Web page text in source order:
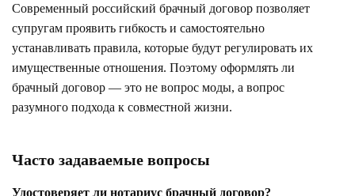
Современный российский брачный договор позволяет
супругам проявить гибкость и самостоятельно
устанавливать правила, которые будут регулировать их
имущественные отношения. Поэтому оформлять ли
брачный договор — это не вопрос моды, а вопрос
разумного подхода к совместной жизни.
Часто задаваемые вопросы
Удостоверяет ли нотариус брачный договор?